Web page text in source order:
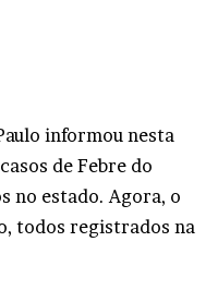
informou nesta
de Febre do
no estado. Agora, o
todos registrados na